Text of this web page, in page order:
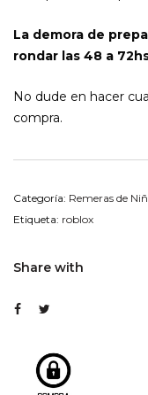
La demora de
rondar las 48 a
No dude en hacer
compra.
Categoría: Remeras de
Etiqueta: roblox
Share with